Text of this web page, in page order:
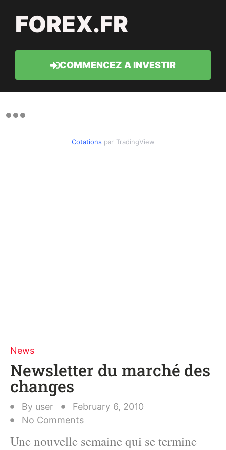
FOREX.FR
COMMENCEZ A INVESTIR
Cotations par TradingView
News
Newsletter du marché des
changes
By user
February 6, 2010
No Comments
Une nouvelle semaine qui se termine